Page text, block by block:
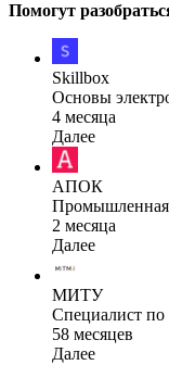
Помогут
Skillbox
Основы
4 месяца
Далее
АПОК
Промышленная
2 месяца
Далее
МИТУ
Специалист по
58 месяцев
Далее